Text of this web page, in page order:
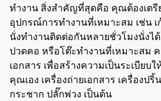
ทำงาน สิ่งสำคัญที่สุดคือ คุณต้องเต
อุปกรณ์การทำงานที่เหมาะสม เช่น
นั่งทำงานติดต่อกันหลายชั่วโมงนั่งไ
ปวดคอ หรือโต๊ะทำงานที่เหมาะสม ค
เอกสาร เพื่อสร้างความเป็นระเบียบ
คุณเอง เครื่องถ่ายเอกสาร เครื่องป
กระชาก ปลั๊กพ่วง เป็นต้น